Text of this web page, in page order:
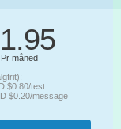
Pr måned
$0.80/test
$0.20/message